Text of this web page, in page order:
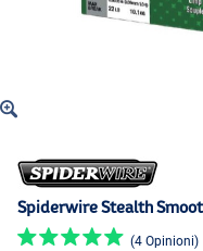
Spiderwire Stealth
(4 Opinioni)